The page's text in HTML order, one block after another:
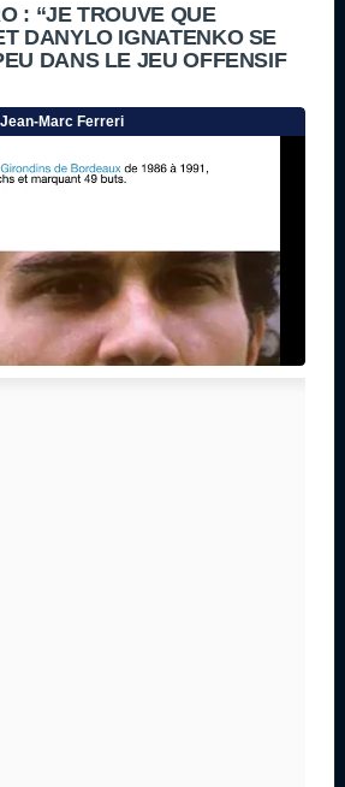
: “JE TROUVE QUE
DANYLO IGNATENKO SE
DANS LE JEU OFFENSIF